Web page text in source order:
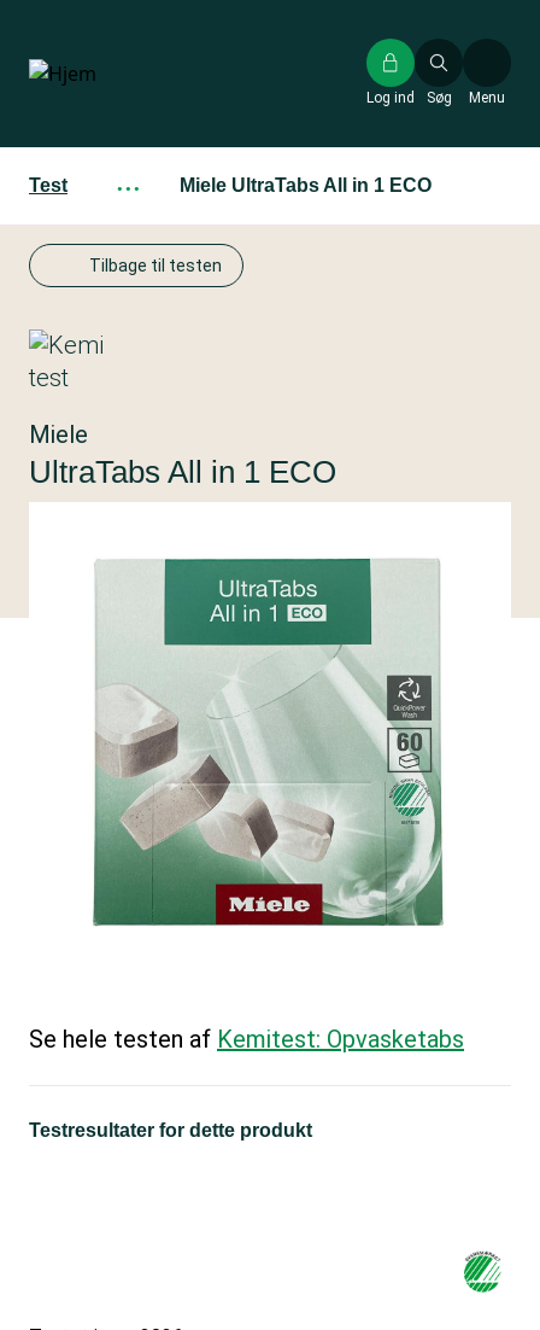
hovedindhold
Søg
Log ind Menu
Test ··· Miele UltraTabs All in 1 ECO
Tilbage til testen
Miele
UltraTabs All in 1 ECO
Se hele testen af Kemitest: Opvasketabs
Testresultater for dette produkt